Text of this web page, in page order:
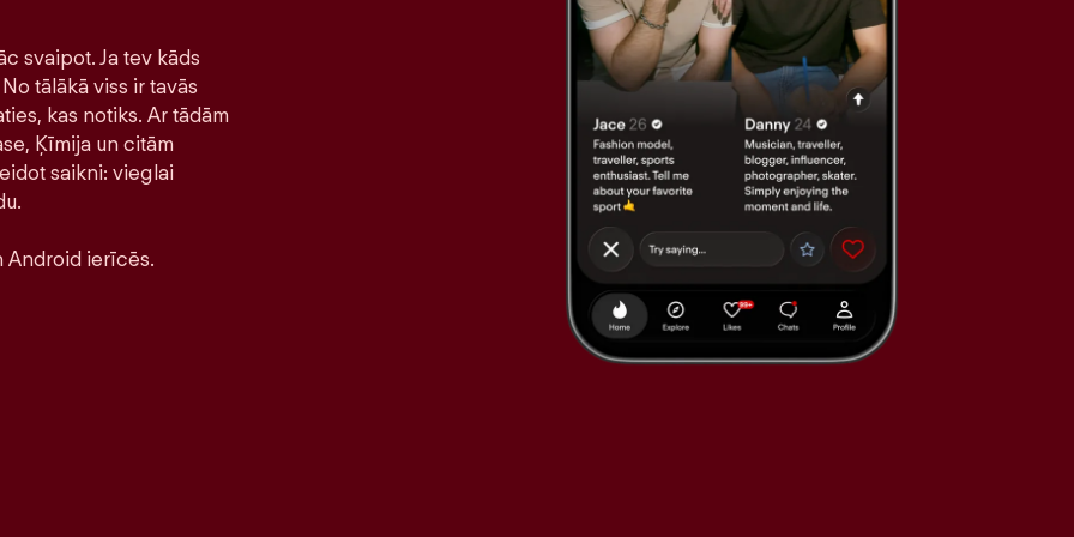
svaipot. Ja tev kāds
tālākā viss ir tavās
kas notiks. Ar tādām
Ķīmija un citām
saikni: vieglai
Android ierīcēs.